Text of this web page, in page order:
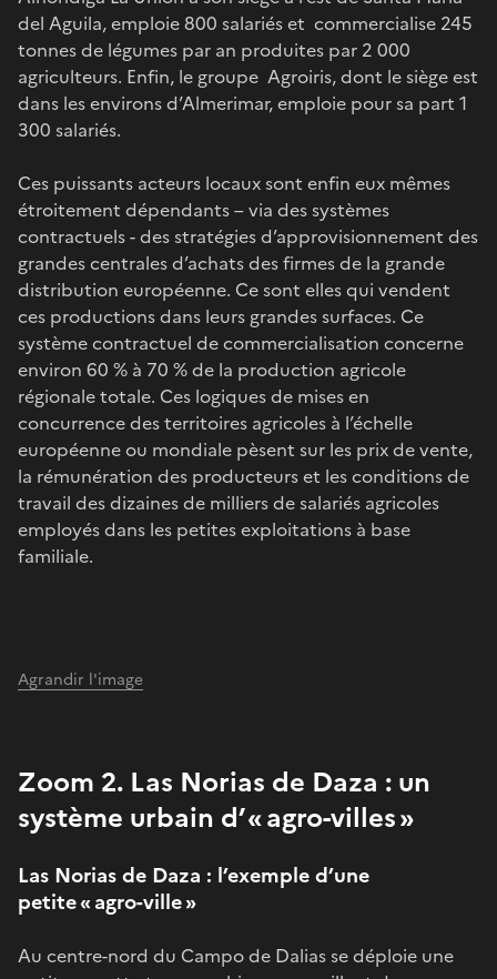
del Aguila, emploie 800 salariés et commercialise 245
tonnes de légumes par an produites par 2 000
agriculteurs. Enfin, le groupe Agroiris, dont le siège est
dans les environs d’Almerimar, emploie pour sa part 1
300 salariés.
Ces puissants acteurs locaux sont enfin eux mêmes
étroitement dépendants – via des systèmes
contractuels - des stratégies d’approvisionnement des
grandes centrales d’achats des firmes de la grande
distribution européenne. Ce sont elles qui vendent
ces productions dans leurs grandes surfaces. Ce
système contractuel de commercialisation concerne
environ 60 % à 70 % de la production agricole
régionale totale. Ces logiques de mises en
concurrence des territoires agricoles à l’échelle
européenne ou mondiale pèsent sur les prix de vente,
la rémunération des producteurs et les conditions de
travail des dizaines de milliers de salariés agricoles
employés dans les petites exploitations à base
familiale.
Agrandir l'image
Zoom 2. Las Norias de Daza : un
système urbain d’ « agro-villes »
Las Norias de Daza : l’exemple d’une
petite « agro-ville »
Au centre-nord du Campo de Dalias se déploie une